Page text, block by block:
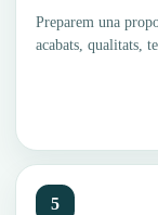
Preparem una
acabats, qualitats,
5